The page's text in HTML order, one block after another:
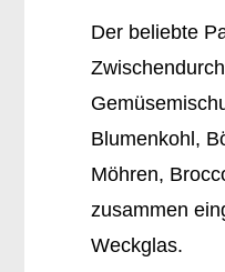
Der beliebte
Blumenkohl,
Möhren,
zusammen
Weckglas.